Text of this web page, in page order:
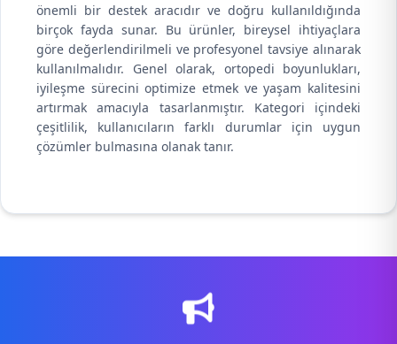
önemli bir destek aracıdır ve doğru kullanıldığında
birçok fayda sunar. Bu ürünler, bireysel ihtiyaçlara
göre değerlendirilmeli ve profesyonel tavsiye alınarak
kullanılmalıdır. Genel olarak, ortopedi boyunlukları,
iyileşme sürecini optimize etmek ve yaşam kalitesini
artırmak amacıyla tasarlanmıştır. Kategori içindeki
çeşitlilik, kullanıcıların farklı durumlar için uygun
çözümler bulmasına olanak tanır.